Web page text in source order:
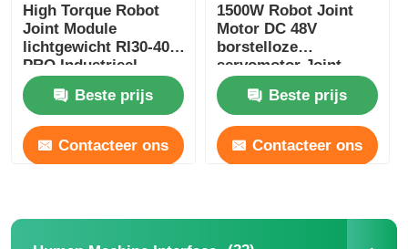
High Torque Robot
Joint Module
lichtgewicht RI30-40-
PRO Industrieel
automatiseren
Beste prijs
Contacteer ons
1500W Robot Joint
Motor DC 48V
borstelloze
servomotor Joint
snelheid verstelbaar
Beste prijs
Contacteer ons